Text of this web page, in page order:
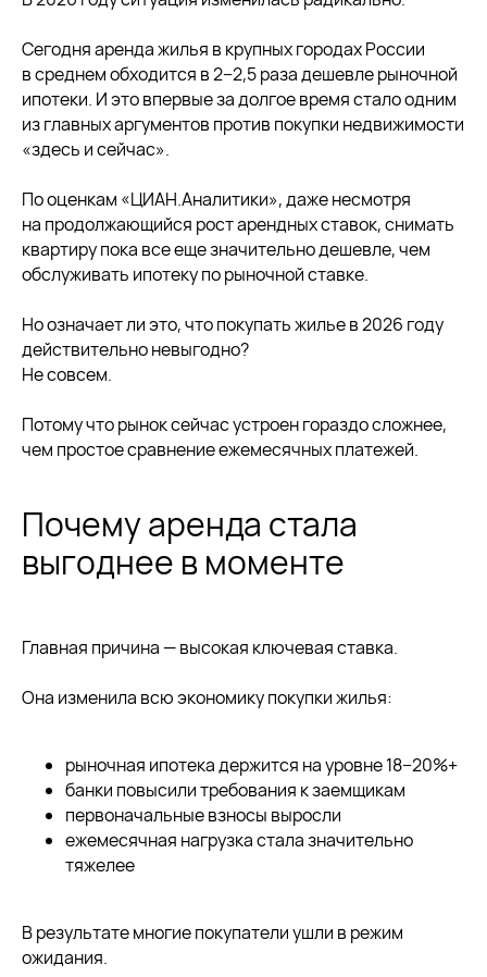
Сегодня аренда жилья в крупных городах России
в среднем обходится в 2−2,5 раза дешевле рыночной
ипотеки. И это впервые за долгое время стало одним
из главных аргументов против покупки недвижимости
«здесь и сейчас».
По оценкам «ЦИАН.Аналитики», даже несмотря
на продолжающийся рост арендных ставок, снимать
квартиру пока все еще значительно дешевле, чем
обслуживать ипотеку по рыночной ставке.
Но означает ли это, что покупать жилье в 2026 году
действительно невыгодно?
Не совсем.
Потому что рынок сейчас устроен гораздо сложнее,
чем простое сравнение ежемесячных платежей.
Почему аренда стала
выгоднее в моменте
Главная причина — высокая ключевая ставка.
Она изменила всю экономику покупки жилья:
рыночная ипотека держится на уровне 18−20%+
банки повысили требования к заемщикам
первоначальные взносы выросли
ежемесячная нагрузка стала значительно
тяжелее
В результате многие покупатели ушли в режим
ожидания.